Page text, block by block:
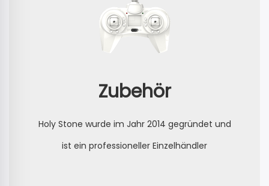
Zubehör
Holy Stone wurde im Jahr 2014 gegründet und
ist ein professioneller Einzelhändler